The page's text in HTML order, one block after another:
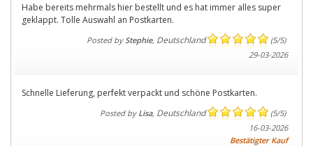
Habe bereits mehrmals hier bestellt und es hat immer alles super
geklappt. Tolle Auswahl an Postkarten.
Posted by Stephie, Deutschland (5/5)
29-03-2026
Schnelle Lieferung, perfekt verpackt und schöne Postkarten.
Posted by Lisa, Deutschland (5/5)
16-03-2026
Bestätigter Kauf